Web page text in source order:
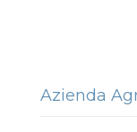
Azienda